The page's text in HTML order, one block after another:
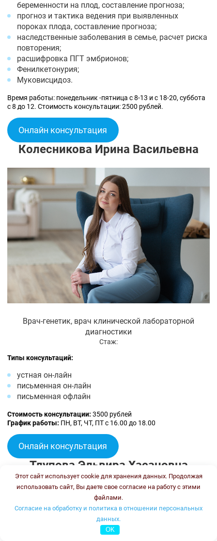
беременности на плод, составление прогноза;
прогноз и тактика ведения при выявленных
пороках плода, составление прогноза;
наследственные заболевания в семье, расчет риска
повторения;
расшифровка ПГТ эмбрионов;
Фенилкетонурия;
Муковисцидоз.
Время работы: понедельник -пятница с 8-13 и с 18-20, суббота
с 8 до 12. Стоимость консультации: 2500 рублей.
Онлайн консультация
Колесникова Ирина Васильевна
Врач-генетик, врач клинической лабораторной
диагностики
Стаж:
Типы консультаций:
устная он-лайн
письменная он-лайн
письменная офлайн
Стоимость консультации: 3500 рублей
График работы: ПН, ВТ, ЧТ, ПТ с 16.00 до 18.00
Онлайн консультация
Тлупова Эльвира Хасановна
Этот сайт использует cookie для хранения данных. Продолжая
использовать сайт, Вы даете свое согласие на работу с этими
файлами.
Согласие на обработку и политика в отношении персональных
данных.
OK